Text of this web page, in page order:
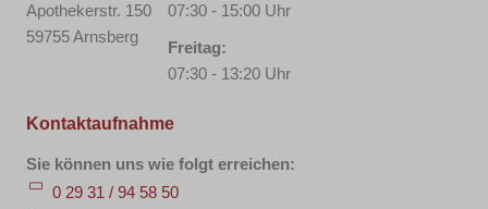
Apothekerstr. 150
59755 Arnsberg
07:30 - 15:00 Uhr
Freitag:
07:30 - 13:20 Uhr
Kontaktaufnahme
Sie können uns wie folgt erreichen:
0 29 31 / 94 58 50